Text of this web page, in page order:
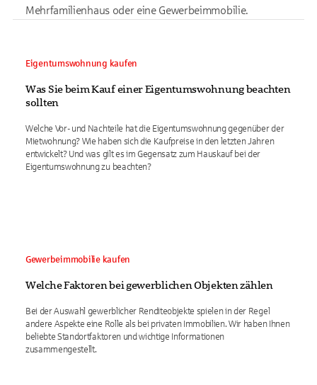
Mehrfamilienhaus oder eine Gewerbeimmobilie.
Eigentumswohnung kaufen
Was Sie beim Kauf einer Eigentumswohnung beachten
sollten
Welche Vor- und Nachteile hat die Eigentumswohnung gegenüber der
Mietwohnung? Wie haben sich die Kaufpreise in den letzten Jahren
entwickelt? Und was gilt es im Gegensatz zum Hauskauf bei der
Eigentumswohnung zu beachten?
Gewerbeimmobilie kaufen
Welche Faktoren bei gewerblichen Objekten zählen
Bei der Auswahl gewerblicher Renditeobjekte spielen in der Regel
andere Aspekte eine Rolle als bei privaten Immobilien. Wir haben Ihnen
beliebte Standortfaktoren und wichtige Informationen
zusammengestellt.